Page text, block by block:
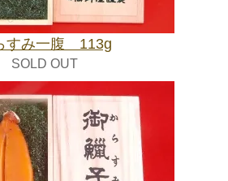
すみ一腹 113g
SOLD OUT